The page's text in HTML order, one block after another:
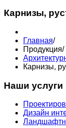
Карнизы,
Главная/
Продукция/
Карнизы,
Наши услуги
Дизайн